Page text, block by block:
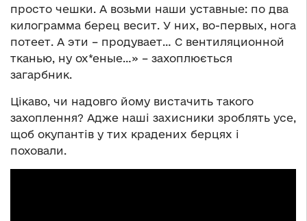
просто чешки. А возьми наши уставные: по два
килограмма берец весит. У них, во-первых, нога
потеет. А эти – продувает… С вентиляционной
тканью, ну ох*еные…» – захоплюється
загарбник.
Цікаво, чи надовго йому вистачить такого
захоплення? Адже наші захисники зроблять усе,
щоб окупантів у тих крадених берцях і
поховали.